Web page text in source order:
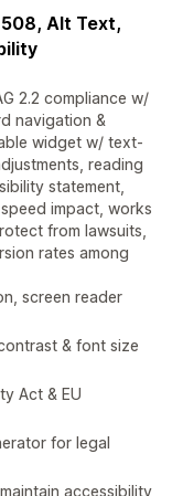
508, Alt Text,
2.2 compliance w/
navigation &
widget w/ text-
reading
statement,
impact, works
from lawsuits,
rates among
screen reader
& font size
Act & EU
for legal
accessibility